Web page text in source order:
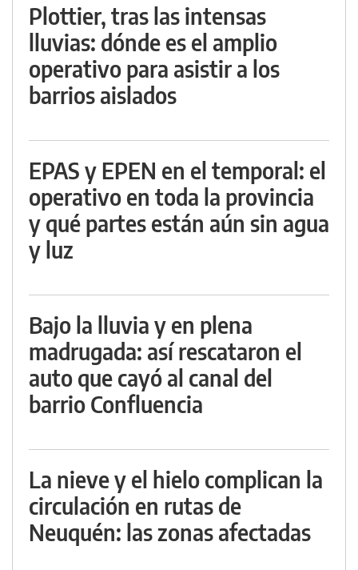
Plottier, tras las intensas
lluvias: dónde es el amplio
operativo para asistir a los
barrios aislados
EPAS y EPEN en el temporal: el
operativo en toda la provincia
y qué partes están aún sin agua
y luz
Bajo la lluvia y en plena
madrugada: así rescataron el
auto que cayó al canal del
barrio Confluencia
La nieve y el hielo complican la
circulación en rutas de
Neuquén: las zonas afectadas